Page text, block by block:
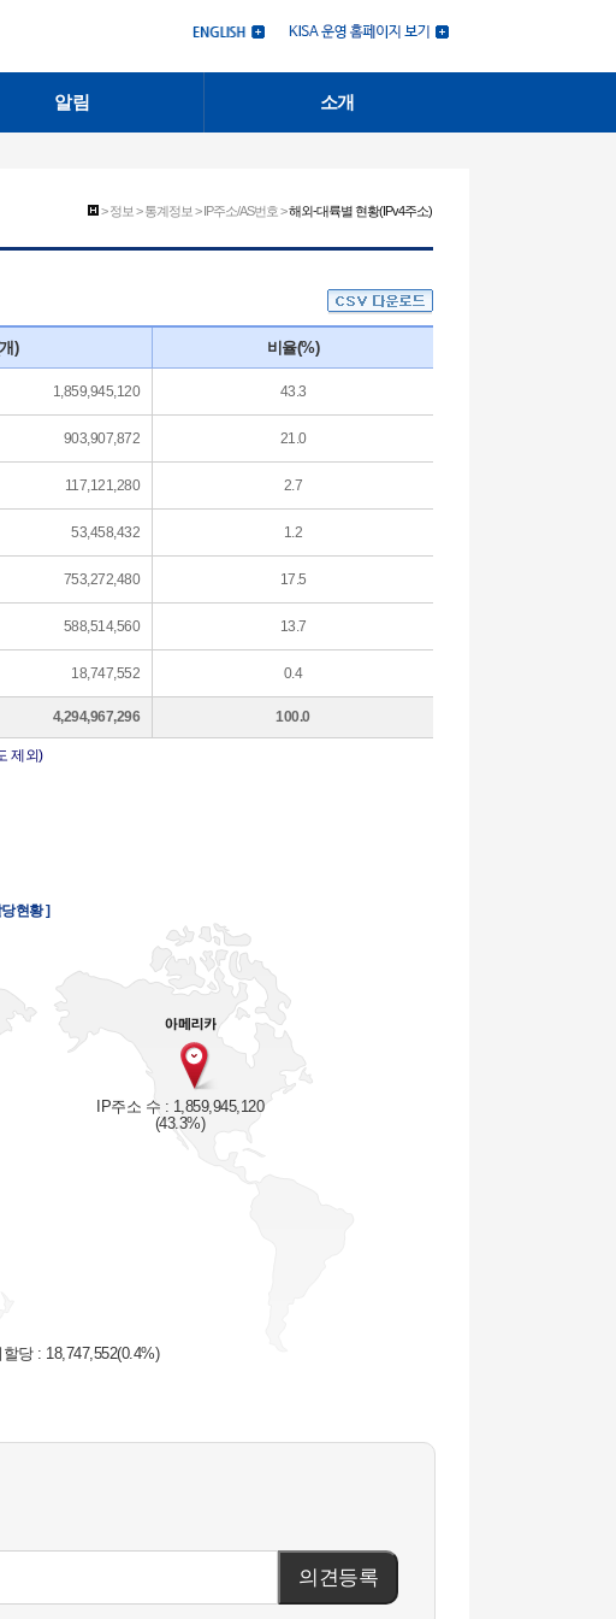
알림 소개
> 정보 > 통계정보 > IP주소/AS번호 >해외-대륙별 현황(IPv4주소)
) 비율(%)
1,859,945,120 43.3
903,907,872 21.0
117,121,280 2.7
53,458,432 1.2
753,272,480 17.5
588,514,560 13.7
18,747,552 0.4
4,294,967,296 100.0
제외)
현황 ]
IP주소 수 : 1,859,945,120
(43.3%)
당 : 18,747,552(0.4%)
의견등록